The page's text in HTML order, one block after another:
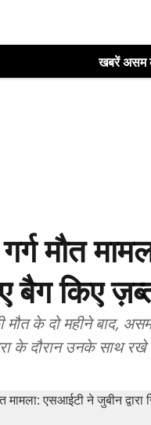
खबरें असम
मौत
बैग किए
मौत के दो महीने बाद,
के दौरान उनके साथ